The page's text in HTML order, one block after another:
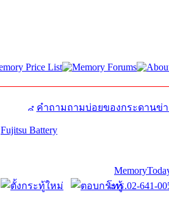
คำถามถามบ่อยของกระดานข่
Fujitsu Battery
โทร.02-641-